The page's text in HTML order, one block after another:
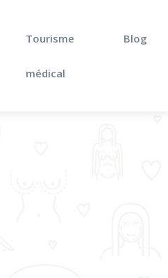
Tourisme
médical
Blog